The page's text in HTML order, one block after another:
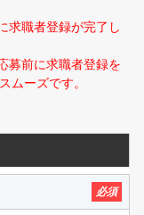
求職者登録が完了し
募前に求職者登録を
ムーズです。
必須